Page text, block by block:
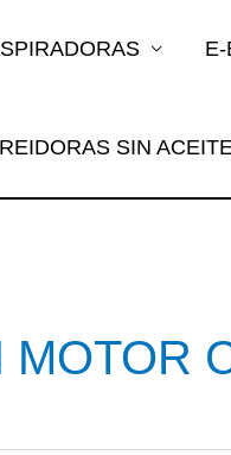
SIN
MOTOR